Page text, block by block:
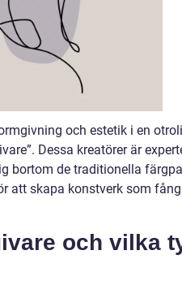
och estetik i en
Dessa kreatörer är
bortom de traditionella
att skapa konstverk som
och vilka